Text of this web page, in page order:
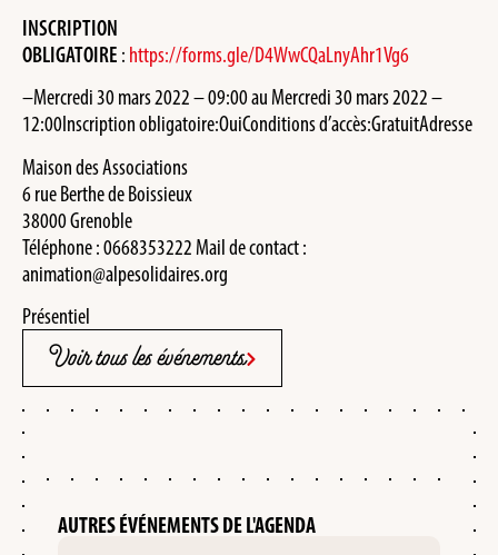
INSCRIPTION
OBLIGATOIRE : https://forms.gle/D4WwCQaLnyAhr1Vg6
–Mercredi 30 mars 2022 – 09:00 au Mercredi 30 mars 2022 –
12:00Inscription obligatoire:OuiConditions d’accès:GratuitAdresse
Maison des Associations
6 rue Berthe de Boissieux
38000 Grenoble
Téléphone : 0668353222 Mail de contact :
animation@alpesolidaires.org
Présentiel
Voir tous les événements
AUTRES ÉVÉNEMENTS DE L'AGENDA